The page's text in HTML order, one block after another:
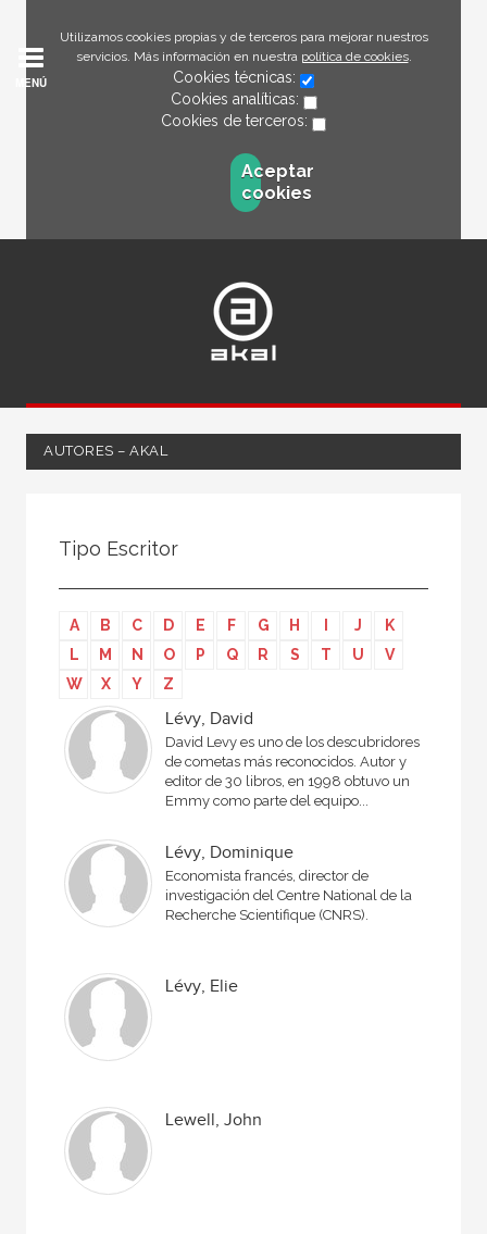
Utilizamos cookies propias y de terceros para mejorar nuestros
servicios. Más información en nuestra política de cookies.
Cookies técnicas:
Cookies analíticas:
Cookies de terceros:
Aceptar
cookies
MENÚ
AUTORES – AKAL
Editor
Editora
Escritor
Escritora
Prologuista
Traductor
Tipo Escritor
A B C D E F G H J
K
L
M N O P Q R S T U
V
W
X Y Z
Lévy, David
David Levy es uno de los descubridores
de cometas más reconocidos. Autor y
editor de 30 libros, en 1998 obtuvo un
Emmy como parte del equipo...
Lévy, Dominique
Economista francés, director de
investigación del Centre National de la
Recherche Scientifique (CNRS).
Lévy, Elie
Lewell, John